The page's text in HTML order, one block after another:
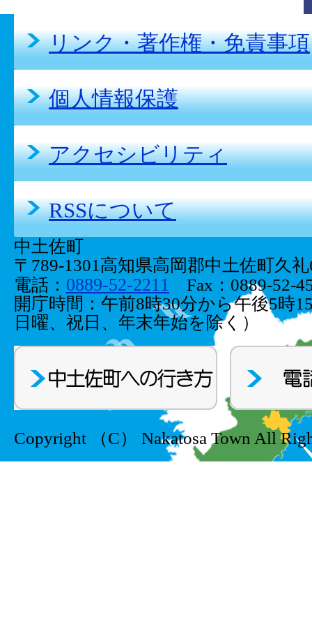
リンク・著作権・免責事項
個人情報保護
アクセシビリティ
RSSについて
中土佐町
〒789-1301高知県高岡郡中土佐町久礼
電話： 0889-52-2211 Fax：0889-52-
開庁時間：午前8時30分から午後5時
日曜、祝日、年末年始を除く）
Copyright （C） Nakatosa Town All